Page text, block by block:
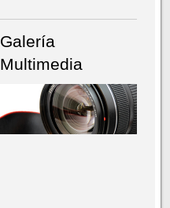
Galería
Multimedia